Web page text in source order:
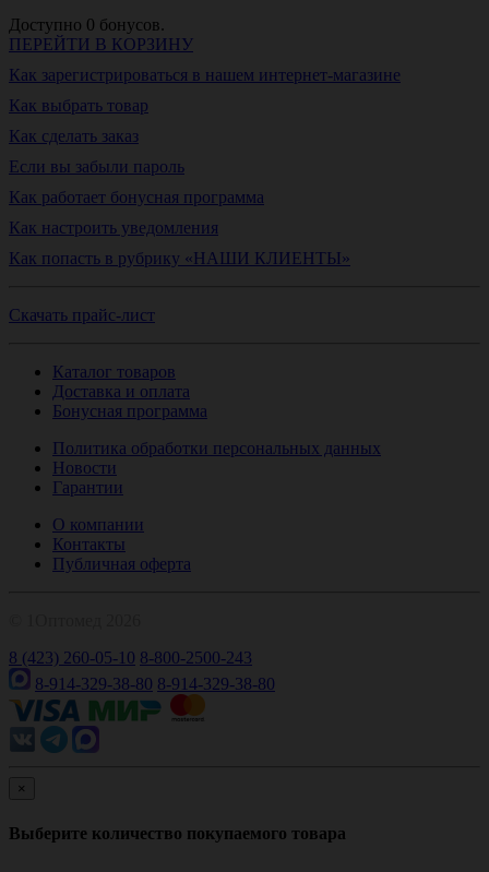
Доступно 0 бонусов.
ПЕРЕЙТИ В КОРЗИНУ
Как зарегистрироваться в нашем интернет-магазине
Как выбрать товар
Как сделать заказ
Если вы забыли пароль
Как работает бонусная программа
Как настроить уведомления
Как попасть в рубрику «НАШИ КЛИЕНТЫ»
Скачать прайс-лист
Каталог товаров
Доставка и оплата
Бонусная программа
Политика обработки персональных данных
Новости
Гарантии
О компании
Контакты
Публичная оферта
8 (423) 260-05-10 8-800-2500-243
8-914-329-38-80 8-914-329-38-80
×
Выберите количество покупаемого товара